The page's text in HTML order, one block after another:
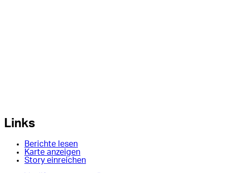
Links
Berichte lesen
Karte anzeigen
Story einreichen